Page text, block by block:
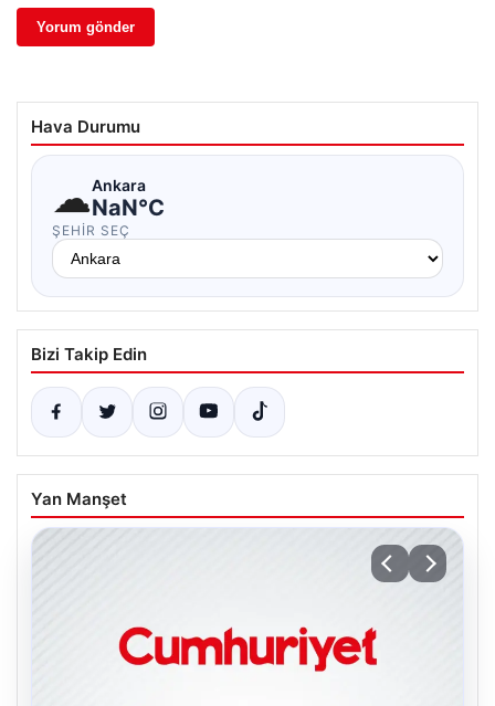
Hava Durumu
☁Ankara
NaN°C
ŞEHIR SEÇ
Bizi Takip Edin
Yan Manşet